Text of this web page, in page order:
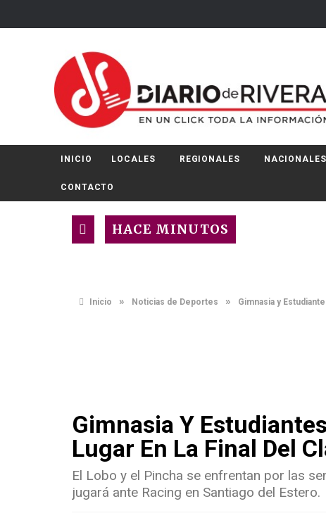
INICIO LOCALES REGIONALES NACIONALES
CONTACTO
HACE MINUTOS
Inicio » Noticias de Deportes » Gimnasia y
Gimnasia Y
Lugar En La Final Del
El Lobo y el Pincha se enfrentan por las
jugará ante Racing en Santiago del Estero.